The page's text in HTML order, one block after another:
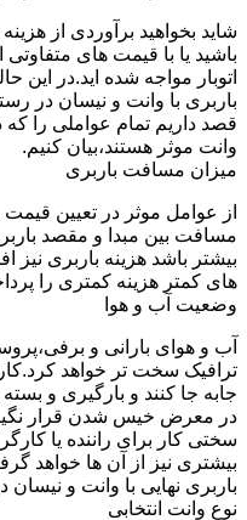
شاید بخواهید برآوردی از
باشید یا با قیمت های
اتوبار مواجه شده اید.در این
باربری با وانت و نیسان در
قصد داریم تمام عواملی را که
وانت موثر هستند،بیان کنیم.
میزان مسافت باربری
از عوامل موثر در تعیین قیمت
مسافت بین مبدا و مقصد
بیشتر باشد هزینه باربری
های کمتر هزینه کمتری را
وضعیت آب و هوا
آب و هوای بارانی و
ترافیک سخت تر خواهد
جابه جا کنند و بارگیری و
در معرض خیس شدن قرار
سختی کار برای راننده یا
بیشتری نیز از آن ها خواهد
باربری نهایی با وانت و
نوع وانت انتخابی